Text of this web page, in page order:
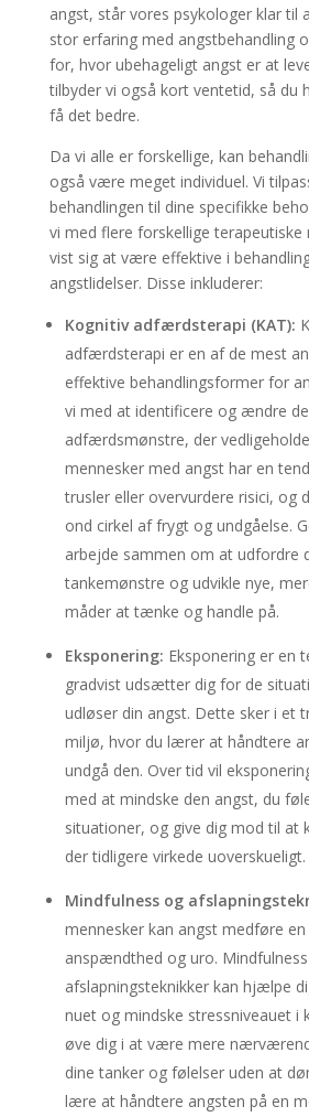
angst, står vores psykologer klar til
stor erfaring med angstbehandling
for, hvor ubehageligt angst er at
tilbyder vi også kort ventetid, så du
få det bedre.
Da vi alle er forskellige, kan
også være meget individuel. Vi
behandlingen til dine specifikke
vi med flere forskellige
vist sig at være effektive i
angstlidelser. Disse inkluderer:
Kognitiv adfærdsterapi (KAT):
adfærdsterapi er en af de mest
effektive behandlingsformer for
vi med at identificere og ændre
adfærdsmønstre, der
mennesker med angst har en
trusler eller overvurdere risici, og
ond cirkel af frygt og undgåelse.
arbejde sammen om at udfordre
tankemønstre og udvikle nye,
måder at tænke og handle på.
Eksponering: Eksponering er en
gradvist udsætter dig for de
udløser din angst. Dette sker i et
miljø, hvor du lærer at håndtere
undgå den. Over tid vil
med at mindske den angst, du
situationer, og give dig mod til at
der tidligere virkede uoverskueligt.
Mindfulness og
mennesker kan angst medføre
anspændthed og uro.
afslapningsteknikker kan hjælpe
nuet og mindske stressniveauet i
øve dig i at være mere
dine tanker og følelser uden at
lære at håndtere angsten på en